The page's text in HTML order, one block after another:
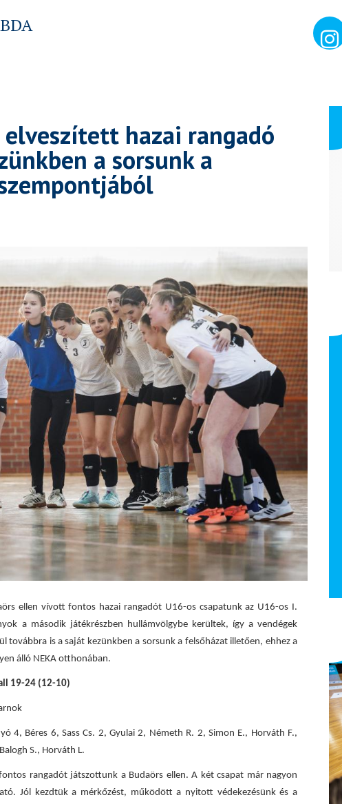
hazai rangadó
a sorsunk a
ellen vívott fontos hazai rangadót U16-os csapatunk az U16-os I.
a második játékrészben hullámvölgybe kerültek, így a vendégek
is a saját kezünkben a sorsunk a felsőházat illetően, ehhez a
álló NEKA otthonában.
19-24 (12-10)
4, Béres 6, Sass Cs. 2, Gyulai 2, Németh R. 2, Simon E., Horváth F.,
S., Horváth L.
rangadót játszottunk a Budaörs ellen. A két csapat már nagyon
Jól kezdtük a mérkőzést, működött a nyitott védekezésünk és a
Pődör Zoltán -
ügyvezető-elnök
NB I Felnőtt 2025/26